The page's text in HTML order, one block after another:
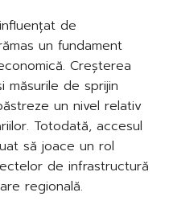
de
un fundament
Creșterea
măsurile de sprijin
un nivel relativ
Totodată, accesul
să joace un rol
de infrastructură
regională.